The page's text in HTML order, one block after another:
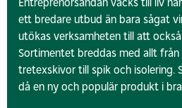
ett bredare utbud än bara sågat
utökas verksamheten till att
Sortimentet breddas med allt
tretexskivor till spik och isolering.
då en ny och populär produkt i